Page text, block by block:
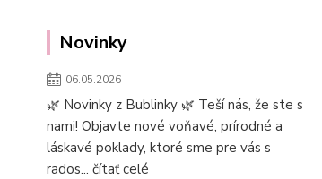
Novinky
06.05.2026
🌿 Novinky z Bublinky 🌿 Teší nás, že ste s
nami! Objavte nové voňavé, prírodné a
láskavé poklady, ktoré sme pre vás s
rados... čítať celé